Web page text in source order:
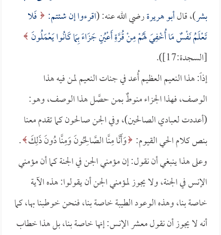
بشر)، قالأبو هريرةرضي الله عنه: (اقرءوا إن شئتم:
فَلا
تَعْلَمُ نَفْسٌ مَا أُخْفِيَ لَهُمْ مِنْ قُرَّةِ أَعْيُنٍ جَزَاءً بِمَا كَانُوا يَعْمَلُونَ
[السجدة:17]).
إذاً: هذا النعيم العظيم أُعد في جنات النعيم لمن فيه هذا
الوصف، فهذا الجزاء منوطٌ بمن حصَّل هذا الوصف، وهو:
(أعددت لعبادي الصالحين)، وفي الجن صالحون كما تقدم معنا
بنص كلام الحي القيوم: وَأَنَّا مِنَّا الصَّالِحُونَ وَمِنَّا دُونَ ذَلِكَ .
وعلى هذا ينبغي أن نقول: إن مؤمني الجن في الجنة كما أن مؤمني
الإنس في الجنة، ولا يجوز لمؤمني الجن أن يقولوا: هذه الآية
خاصة بنا، وهذه الوعود الطيبة خاصة بنا، فنحن خوطبنا بها، كما
أنه لا يجوز أن نقول معشر الإنس: إنها خاصة بنا، بل هذا خطاب